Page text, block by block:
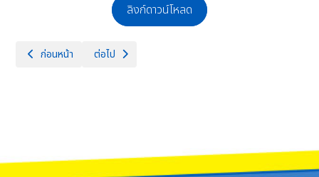
ลิงก์ดาวน์โหลด
เนื้อหาก่อนหน้า: ประกาศรายชื่อผู้มีสิทธิ์สอบคัดเลือกบุคคลเพื่อเป็นลูกจ้างชั่
ก่อนหน้า เนื้อหาถัดไป: ประกาศผลผู้ผ่านการสอบคัดเลือกบุคคลเพื่อ
ต่อไป